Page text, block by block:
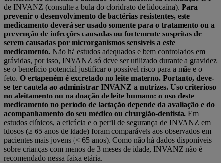
de INVANZ (consulte a bula do cloridrato de lidocaína). Para
prevenir o desenvolvimento de bactérias resistentes, este
medicamento deverá ser usado somente para o tratamento ou a
prevenção de infecções causadas ou fortemente suspeitas de
serem causadas por microrganismos sensíveis a este
medicamento. Não há estudos adequados e bem controlados em
grávidas, por isso, INVANZ só deve ser utilizado durante a gravidez
se o benefício potencial justificar o possível risco para a mãe e o
feto. O ertapeném é excretado no leite materno. Portanto, deve-
se ter cautela ao administrar INVANZ a nutrizes. Uso criterioso
no aleitamento ou na doação de leite humano: o uso deste
medicamento no período de lactação depende da avaliação e do
acompanhamento do seu médico ou cirurgião-dentista. Em
estudos clínicos, a eficácia e o perfil de segurança de INVANZ em
idosos (≥ 65 anos de idade) foram comparáveis aos observados em
pacientes mais jovens (< 65 anos). Como não há dados disponíveis
sobre crianças com menos de 3 meses de idade, INVANZ não é
recomendado nessa faixa etária.